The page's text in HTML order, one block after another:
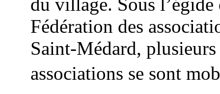
du village. Sous l’égide
Fédération des
Saint-Médard, plusieurs
associations se sont